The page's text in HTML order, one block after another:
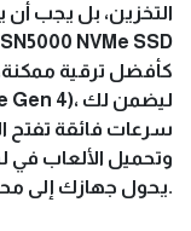
التخزين، بل يجب
NVMe SSD
كأفضل ترقية
Gen 4)، ليضمن لك
سرعات فائقة تفتح
يحول جهازك إلى محطة عمل أو لعب لا تعرف التأخير.